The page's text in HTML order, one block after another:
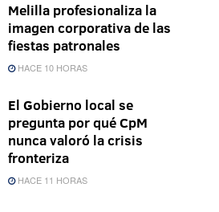
Melilla profesionaliza la
imagen corporativa de las
fiestas patronales
HACE 10 HORAS
El Gobierno local se
pregunta por qué CpM
nunca valoró la crisis
fronteriza
HACE 11 HORAS